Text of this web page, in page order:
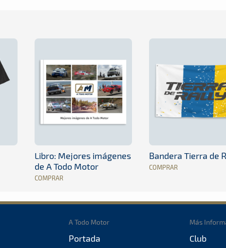
Libro: Mejores imágenes
de A Todo Motor
COMPRAR
Bandera Tierra de
COMPRAR
A Todo Motor
Portada
Más
Club